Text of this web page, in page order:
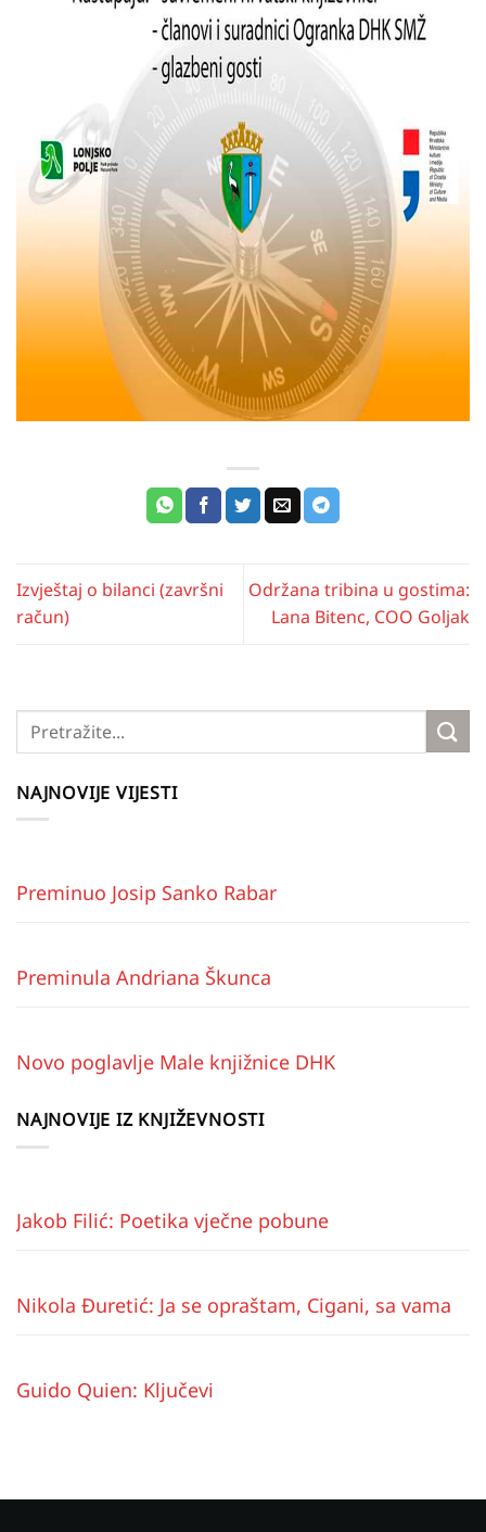
Izvještaj o bilanci (završni
račun)
Održana tribina u gostima:
Lana Bitenc, COO Goljak
NAJNOVIJE VIJESTI
Preminuo Josip Sanko Rabar
Preminula Andriana Škunca
Novo poglavlje Male knjižnice DHK
NAJNOVIJE IZ KNJIŽEVNOSTI
Jakob Filić: Poetika vječne pobune
Nikola Đuretić: Ja se opraštam, Cigani, sa vama
Guido Quien: Ključevi